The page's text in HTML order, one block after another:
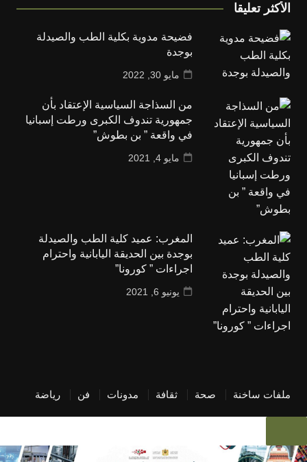
الأكثر تعليقا
فضيحة مدوية بكلية الطب والصيدلة
بوجدة
مايو 30, 2022
من السذاجة السياسية الإعتقاد بأن
جمهورية تندوف الكبرى ورطت إسبانيا
في واقعة ” بن بطوش”
مايو 4, 2021
المغرب: عميد كلية الطب والصيدلة
بوجدة بين الحديقة اليابانية واحترام
اجراءات ” كورونا”
يونيو 6, 2021
ملفات ساخنة صحة ثقافة مدونات فن رياضة